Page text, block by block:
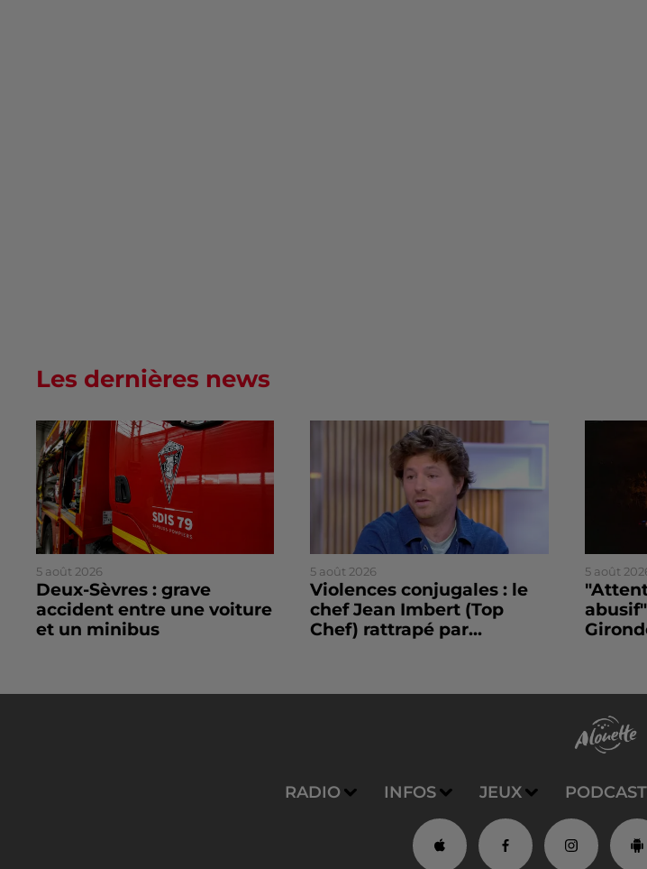
Les dernières news
5 août 2026
Deux-Sèvres : grave
accident entre une voiture
et un minibus
5 août 2026
Violences conjugales : le
chef Jean Imbert (Top
Chef) rattrapé par...
5 août
RADIO INFOS JEUX